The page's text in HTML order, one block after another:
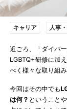
キャリア 人事
近ごろ、「ダイバ
LGBTQ+研修に加
べく様々な取り組み
今回はその中でも
は何？ ということや